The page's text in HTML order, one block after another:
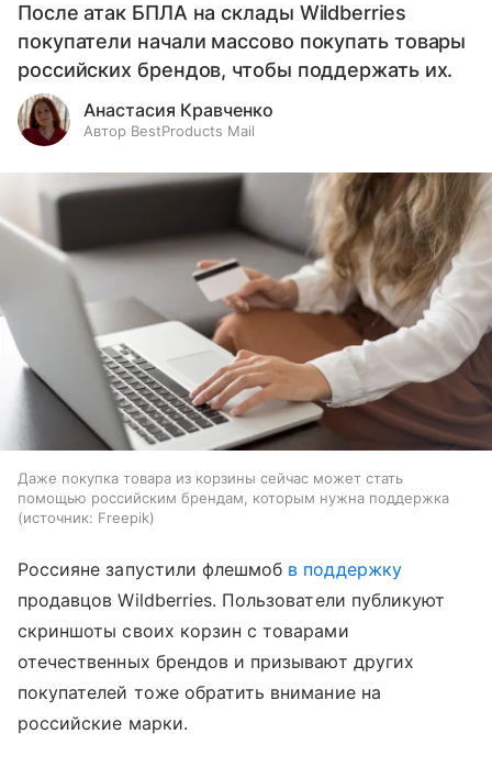
После атак БПЛА на склады Wildberries
покупатели начали массово покупать товары
российских брендов, чтобы поддержать их.
Анастасия Кравченко
Автор BestProducts Mail
Даже покупка товара из корзины сейчас может стать
помощью российским брендам, которым нужна поддержка
источник: Freepik
Россияне запустили флешмоб в поддержку
продавцов Wildberries. Пользователи публикуют
скриншоты своих корзин с товарами
отечественных брендов и призывают других
покупателей тоже обратить внимание на
российские марки.